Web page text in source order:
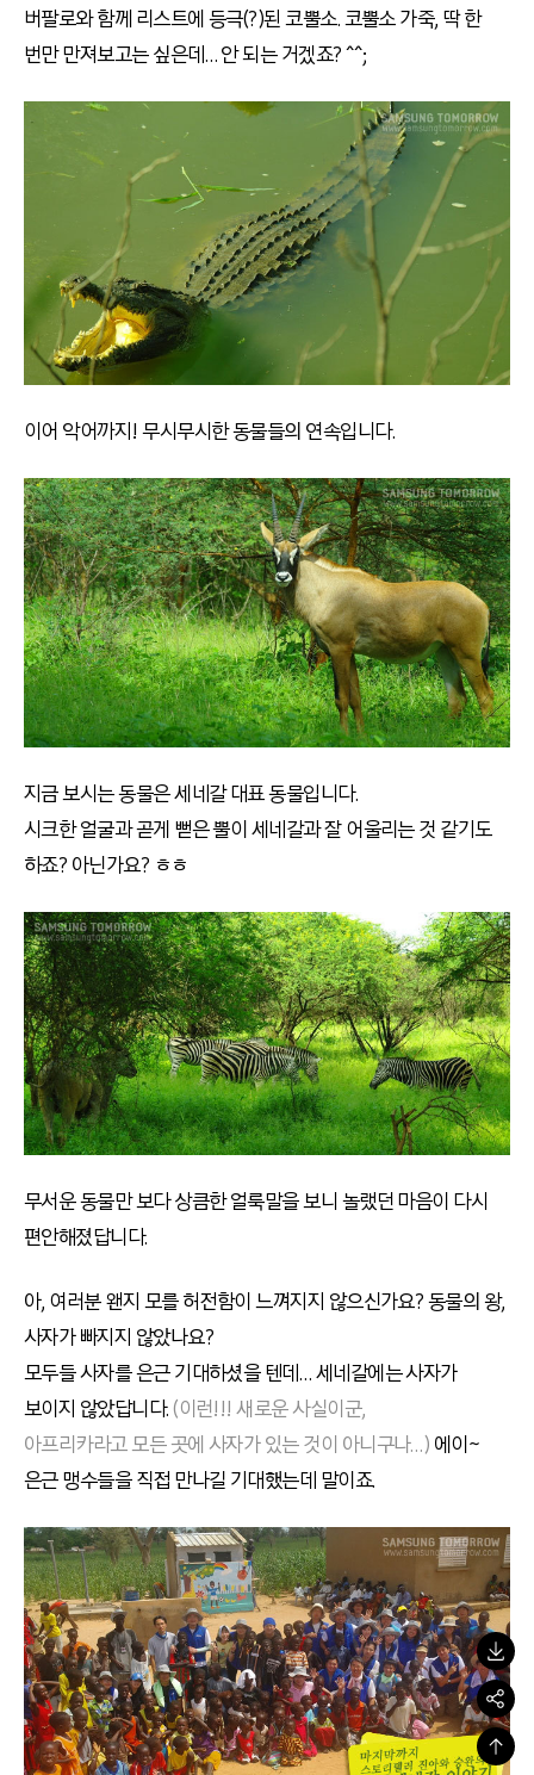
버팔로와 함께 리스트에 등극(?)된 코뿔소. 코뿔소 가죽, 딱 한
번만 만져보고는 싶은데… 안 되는 거겠죠? ^^;
이어 악어까지! 무시무시한 동물들의 연속입니다.
지금 보시는 동물은 세네갈 대표 동물입니다.
시크한 얼굴과 곧게 뻗은 뿔이 세네갈과 잘 어울리는 것 같기도
하죠? 아닌가요? ㅎㅎ
무서운 동물만 보다 상큼한 얼룩말을 보니 놀랬던 마음이 다시
편안해졌답니다.
아, 여러분 왠지 모를 허전함이 느껴지지 않으신가요? 동물의 왕,
사자가 빠지지 않았나요?
모두들 사자를 은근 기대하셨을 텐데… 세네갈에는 사자가
보이지 않았답니다.(이런!!! 새로운 사실이군,
아프리카라고 모든 곳에 사자가 있는 것이 아니구나…) 에이~
은근 맹수들을 직접 만나길 기대했는데 말이죠.